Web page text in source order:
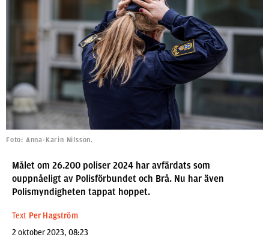
Foto: Anna-Karin Nilsson.
Målet om 26.200 poliser 2024 har avfärdats som
ouppnåeligt av Polisförbundet och Brå. Nu har även
Polismyndigheten tappat hoppet.
Text Per Hagström
2 oktober 2023, 08:23